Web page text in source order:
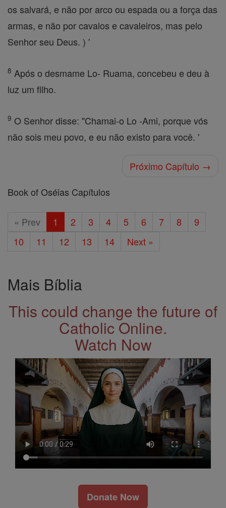
os salvará, e não por arco ou espada ou a força das
armas, e não por cavalos e cavaleiros, mas pelo
Senhor seu Deus. ) '
8 Após o desmame Lo- Ruama, concebeu e deu à
luz um filho.
9 O Senhor disse: "Chamai-o Lo -Ami, porque vós
não sois meu povo, e eu não existo para você. '
Próximo Capítulo →
Book of Oséias Capítulos
« Prev 1 2 3 4 5 6 7 8
9
10
11 12 13 14 Next »
Mais Bíblia
This could change the future of
Catholic Online.
Watch Now
Donate Now